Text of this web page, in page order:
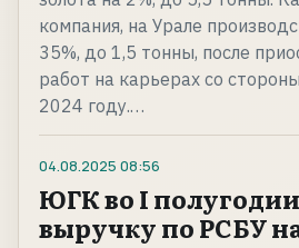
компания, на Урале
35%, до 1,5 тонны, после
работ на карьерах со
2024 году.…
04.08.2025 08:56
ЮГК во I
выручку по РСБУ